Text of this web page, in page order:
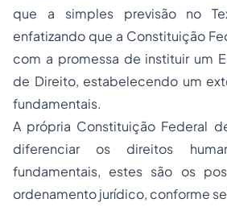
que a simples previsão no
enfatizando que a Constituição
com a promessa de instituir um
de Direito, estabelecendo um
fundamentais.
A própria Constituição Federal
diferenciar os direitos
fundamentais, estes são os
ordenamento jurídico, conforme